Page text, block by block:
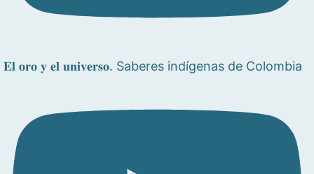
𝐄𝐥 𝐨𝐫𝐨 𝐲 𝐞𝐥 𝐮𝐧𝐢𝐯𝐞𝐫𝐬𝐨. Saberes indígenas de Colombia